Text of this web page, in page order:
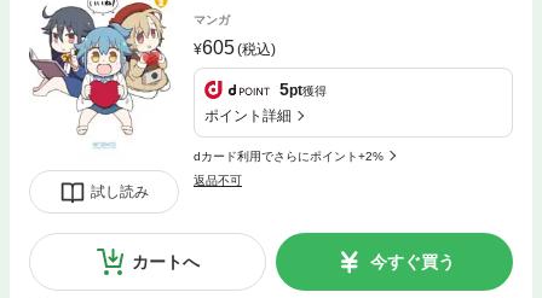
試し読み
マンガ
605(税込)
5pt獲得
ポイント詳細
dカード利用でさらにポイント+2%
返品不可
カートへ 今すぐ買う